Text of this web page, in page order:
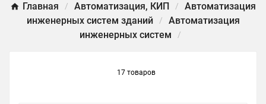
Главная Автоматизация, КИП
Автоматизация
инженерных систем зданий
Автоматизация
инженерных систем
17 товаров